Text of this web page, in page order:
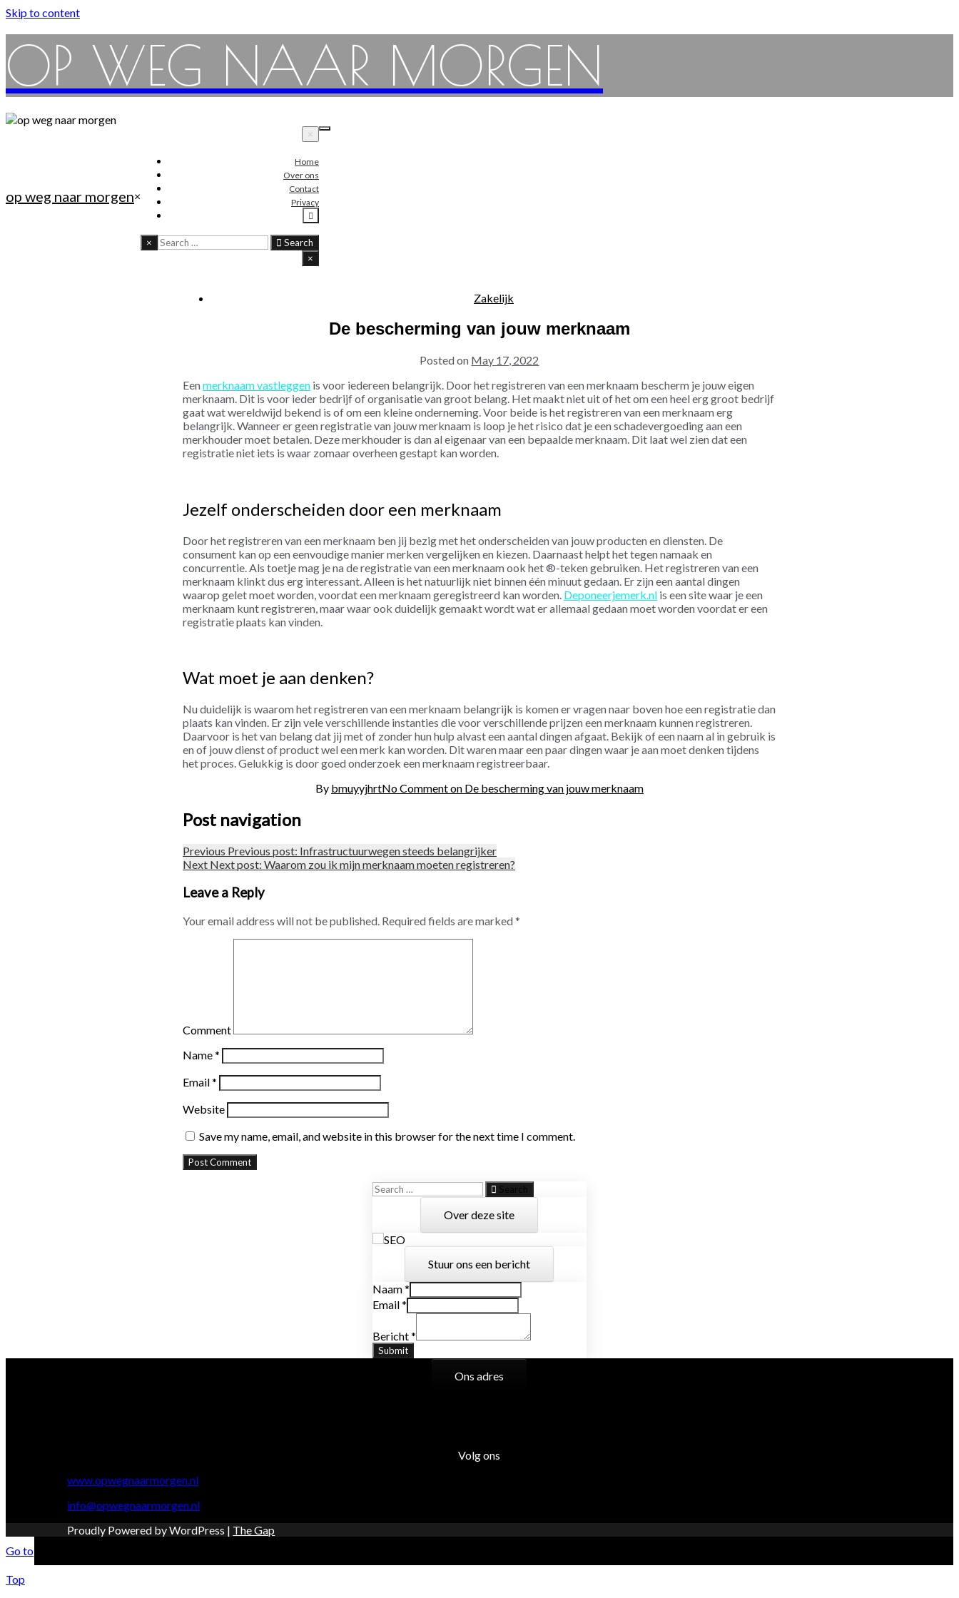
Skip to content
OP WEG NAAR MORGEN
op weg naar morgen×
×
Home
Over ons
Contact
Privacy
×
Search
×
Zakelijk
De bescherming van jouw merknaam
Posted on May 17, 2022
Eenmerknaam vastleggen is voor iedereen belangrijk. Door het registreren van een merknaam bescherm je jouw eigen
merknaam. Dit is voor ieder bedrijf of organisatie van groot belang. Het maakt niet uit of het om een heel erg groot bedrijf
gaat wat wereldwijd bekend is of om een kleine onderneming. Voor beide is het registreren van een merknaam erg
belangrijk. Wanneer er geen registratie van jouw merknaam is loop je het risico dat je een schadevergoeding aan een
merkhouder moet betalen. Deze merkhouder is dan al eigenaar van een bepaalde merknaam. Dit laat wel zien dat een
registratie niet iets is waar zomaar overheen gestapt kan worden.
Jezelf onderscheiden door een merknaam
Door het registreren van een merknaam ben jij bezig met het onderscheiden van jouw producten en diensten. De
consument kan op een eenvoudige manier merken vergelijken en kiezen. Daarnaast helpt het tegen namaak en
concurrentie. Als toetje mag je na de registratie van een merknaam ook het ®-teken gebruiken. Het registreren van een
merknaam klinkt dus erg interessant. Alleen is het natuurlijk niet binnen één minuut gedaan. Er zijn een aantal dingen
waarop gelet moet worden, voordat een merknaam geregistreerd kan worden. Deponeerjemerk.nl is een site waar je een
merknaam kunt registreren, maar waar ook duidelijk gemaakt wordt wat er allemaal gedaan moet worden voordat er een
registratie plaats kan vinden.
Wat moet je aan denken?
Nu duidelijk is waarom het registreren van een merknaam belangrijk is komen er vragen naar boven hoe een registratie dan
plaats kan vinden. Er zijn vele verschillende instanties die voor verschillende prijzen een merknaam kunnen registreren.
Daarvoor is het van belang dat jij met of zonder hun hulp alvast een aantal dingen afgaat. Bekijk of een naam al in gebruik is
en of jouw dienst of product wel een merk kan worden. Dit waren maar een paar dingen waar je aan moet denken tijdens
het proces. Gelukkig is door goed onderzoek een merknaam registreerbaar.
By bmuyyjhrtNo Commenton De bescherming van jouw merknaam
Post navigation
Previous Previous post: Infrastructuurwegen steeds belangrijker
Next Next post: Waarom zou ik mijn merknaam moeten registreren?
Leave a Reply
Your email address will not be published. Required fields are marked*
Comment
Name*
Email*
Website
Save my name, email, and website in this browser for the next time I comment.
Search
Over deze site
Stuur ons een bericht
Naam*
Email*
Bericht*
Submit
Ons adres
Volg ons
www.opwegnaarmorgen.nl
info@opwegnaarmorgen.nl
Proudly Powered by WordPress | The Gap
Go to
Top